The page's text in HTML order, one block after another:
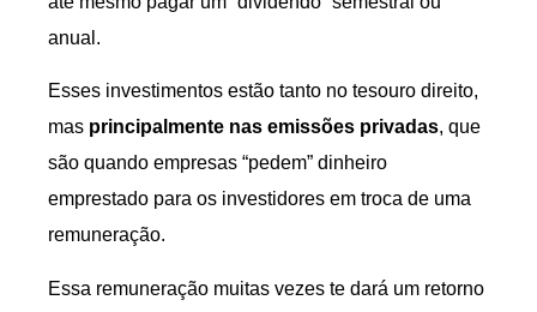
anual.
Esses investimentos estão tanto no tesouro direito,
mas principalmente nas emissões privadas, que
são quando empresas “pedem” dinheiro
emprestado para os investidores em troca de uma
remuneração.
Essa remuneração muitas vezes te dará um retorno